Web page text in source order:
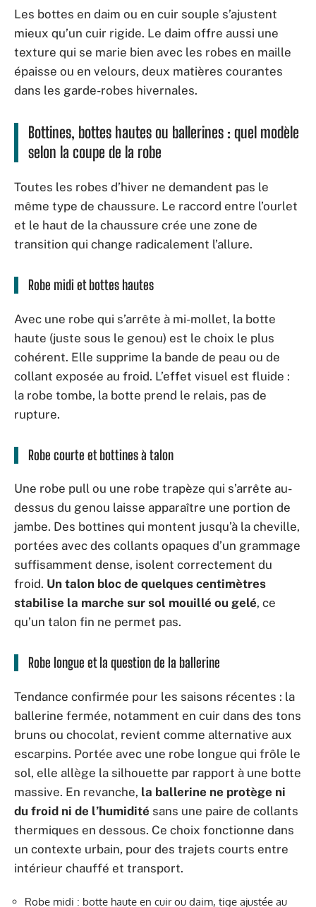
Les bottes en daim ou en cuir souple s’ajustent
mieux qu’un cuir rigide. Le daim offre aussi une
texture qui se marie bien avec les robes en maille
épaisse ou en velours, deux matières courantes
dans les garde-robes hivernales.
Bottines, bottes hautes ou ballerines : quel modèle
selon la coupe de la robe
Toutes les robes d’hiver ne demandent pas le
même type de chaussure. Le raccord entre l’ourlet
et le haut de la chaussure crée une zone de
transition qui change radicalement l’allure.
Robe midi et bottes hautes
Avec une robe qui s’arrête à mi-mollet, la botte
haute (juste sous le genou) est le choix le plus
cohérent. Elle supprime la bande de peau ou de
collant exposée au froid. L’effet visuel est fluide :
la robe tombe, la botte prend le relais, pas de
rupture.
Robe courte et bottines à talon
Une robe pull ou une robe trapèze qui s’arrête au-
dessus du genou laisse apparaître une portion de
jambe. Des bottines qui montent jusqu’à la cheville,
portées avec des collants opaques d’un grammage
suffisamment dense, isolent correctement du
froid. Un talon bloc de quelques centimètres
stabilise la marche sur sol mouillé ou gelé, ce
qu’un talon fin ne permet pas.
Robe longue et la question de la ballerine
Tendance confirmée pour les saisons récentes : la
ballerine fermée, notamment en cuir dans des tons
bruns ou chocolat, revient comme alternative aux
escarpins. Portée avec une robe longue qui frôle le
sol, elle allège la silhouette par rapport à une botte
massive. En revanche, la ballerine ne protège ni
du froid ni de l’humidité sans une paire de collants
thermiques en dessous. Ce choix fonctionne dans
un contexte urbain, pour des trajets courts entre
intérieur chauffé et transport.
Robe midi : botte haute en cuir ou daim, tige ajustée au